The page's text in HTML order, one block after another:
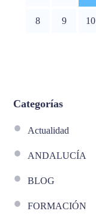
8 9 10
Categorías
Actualidad
ANDALUCÍA
BLOG
FORMACIÓN